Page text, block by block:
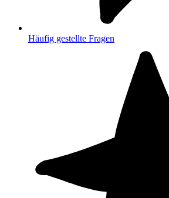
Häufig gestellte Fragen